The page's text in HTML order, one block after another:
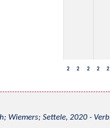
2 2 2 2 2
Wiemers; Settele, 2020 -